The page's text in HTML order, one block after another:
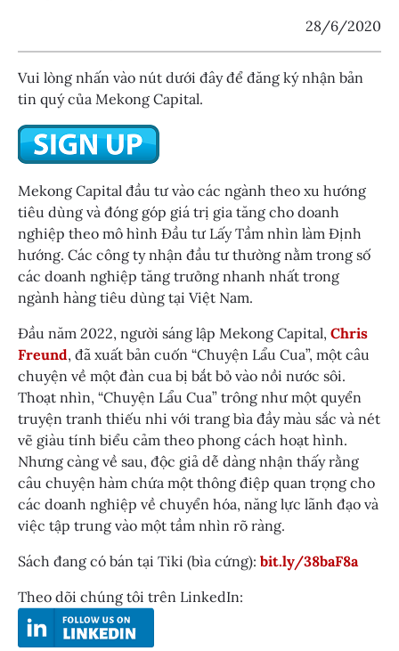
28/6/2020
Vui lòng nhấn vào nút dưới đây để đăng ký nhận bản
tin quý của Mekong Capital.
Mekong Capital đầu tư vào các ngành theo xu hướng
tiêu dùng và đóng góp giá trị gia tăng cho doanh
nghiệp theo mô hình Đầu tư Lấy Tầm nhìn làm Định
hướng. Các công ty nhận đầu tư thường nằm trong số
các doanh nghiệp tăng trưởng nhanh nhất trong
ngành hàng tiêu dùng tại Việt Nam.
Đầu năm 2022, người sáng lập Mekong Capital, Chris
Freund, đã xuất bản cuốn “Chuyện Lẩu Cua”, một câu
chuyện về một đàn cua bị bắt bỏ vào nồi nước sôi.
Thoạt nhìn, “Chuyện Lẩu Cua” trông như một quyển
truyện tranh thiếu nhi với trang bìa đầy màu sắc và nét
vẽ giàu tính biểu cảm theo phong cách hoạt hình.
Nhưng càng về sau, độc giả dễ dàng nhận thấy rằng
câu chuyện hàm chứa một thông điệp quan trọng cho
các doanh nghiệp về chuyển hóa, năng lực lãnh đạo và
việc tập trung vào một tầm nhìn rõ ràng.
Sách đang có bán tại Tiki (bìa cứng): bit.ly/38baF8a
Theo dõi chúng tôi trên LinkedIn: